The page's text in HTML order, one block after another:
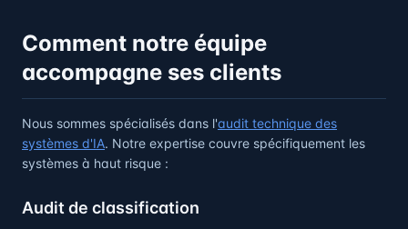
Comment notre équipe
accompagne ses clients
Nous sommes spécialisés dans l'audit technique des
systèmes d'IA. Notre expertise couvre spécifiquement les
systèmes à haut risque :
Audit de classification